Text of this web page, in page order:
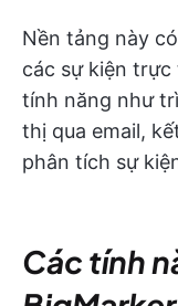
Nền tảng này
các sự kiện
tính năng như
thị qua email,
phân tích sự
Các tính